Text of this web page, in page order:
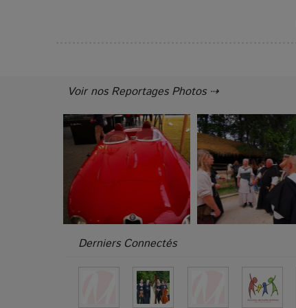
Voir nos Reportages Photos ⇢
Derniers Connectés